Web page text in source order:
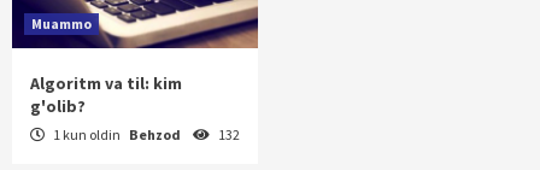
Muammo
Algoritm va til: kim
g'olib?
1 kun oldin Behzod 132